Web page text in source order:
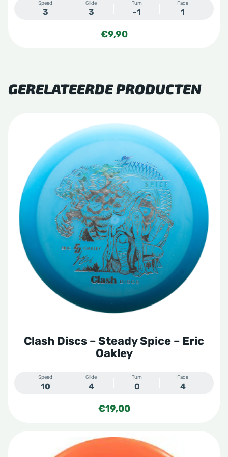
Speed
3
Glide
3
Turn
-1
Fade
1
€9,90
GERELATEERDE PRODUCTEN
Clash Discs – Steady Spice – Eric
Oakley
Speed
10
Glide
4
Turn
0
Fade
4
€19,00
meerdere
variaties.
Deze
optie
kan
gekozen
worden